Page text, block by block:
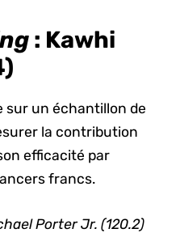
: Kawhi
sur un échantillon de
la contribution
efficacité par
francs.
Porter Jr. (120.2)